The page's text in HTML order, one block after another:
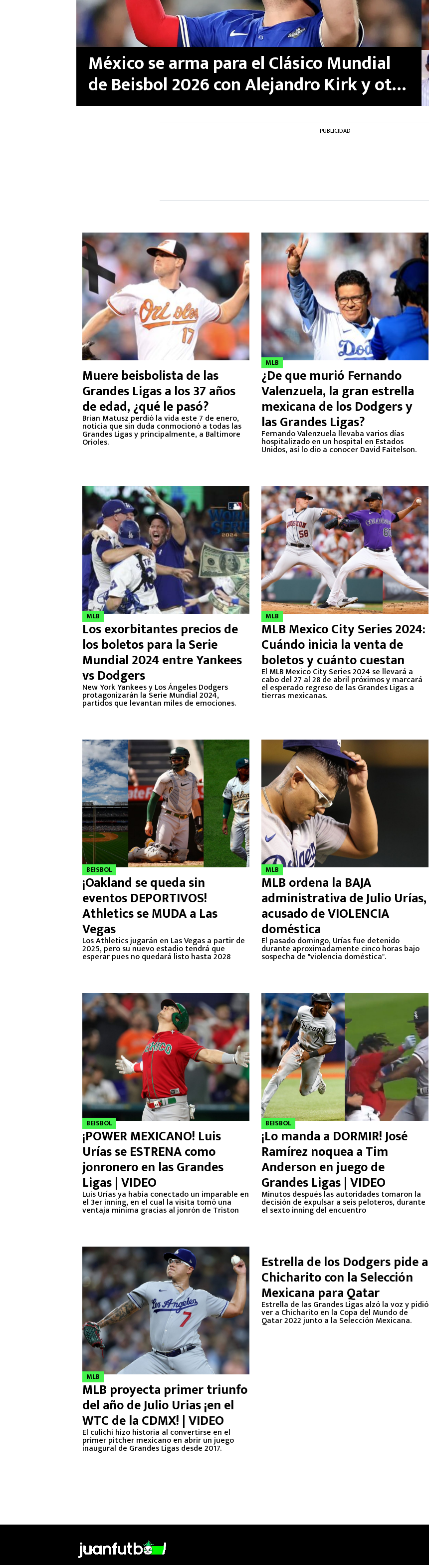
México se arma para el Clásico Mundial
de Beisbol 2026 con Alejandro Kirk y otra
estrella de las Grandes Ligas
PUBLICIDAD
Muere beisbolista de las
Grandes Ligas a los 37 años
de edad, ¿qué le pasó?
Brian Matusz perdió la vida este 7 de enero,
noticia que sin duda conmocionó a todas las
Grandes Ligas y principalmente, a Baltimore
Orioles.
MLB
¿De que murió Fernando
Valenzuela, la gran estrella
mexicana de los Dodgers y
las Grandes Ligas?
Fernando Valenzuela llevaba varios días
hospitalizado en un hospital en Estados
Unidos, así lo dio a conocer David Faitelson.
MLB
Los exorbitantes precios de
los boletos para la Serie
Mundial 2024 entre Yankees
vs Dodgers
New York Yankees y Los Ángeles Dodgers
protagonizarán la Serie Mundial 2024,
partidos que levantan miles de emociones.
MLB
MLB Mexico City Series 2024:
Cuándo inicia la venta de
boletos y cuánto cuestan
El MLB Mexico City Series 2024 se llevará a
cabo del 27 al 28 de abril próximos y marcará
el esperado regreso de las Grandes Ligas a
tierras mexicanas.
BEISBOL
¡Oakland se queda sin
eventos DEPORTIVOS!
Athletics se MUDA a Las
Vegas
Los Athletics jugarán en Las Vegas a partir de
2025, pero su nuevo estadio tendrá que
esperar pues no quedará listo hasta 2028
MLB
MLB ordena la BAJA
administrativa de Julio Urías,
acusado de VIOLENCIA
doméstica
El pasado domingo, Urías fue detenido
durante aproximadamente cinco horas bajo
sospecha de "violencia doméstica".
BEISBOL
¡POWER MEXICANO! Luis
Urías se ESTRENA como
jonronero en las Grandes
Ligas | VIDEO
Luis Urías ya había conectado un imparable en
el 3er inning, en el cual la visita tomó una
ventaja mínima gracias al jonrón de Triston
BEISBOL
¡Lo manda a DORMIR! José
Ramírez noquea a Tim
Anderson en juego de
Grandes Ligas | VIDEO
Minutos después las autoridades tomaron la
decisión de expulsar a seis peloteros, durante
el sexto inning del encuentro
MLB
MLB proyecta primer triunfo
del año de Julio Urias ¡en el
WTC de la CDMX! | VIDEO
El culichi hizo historia al convertirse en el
primer pitcher mexicano en abrir un juego
inaugural de Grandes Ligas desde 2017.
Estrella de los Dodgers pide a
Chicharito con la Selección
Mexicana para Qatar
Estrella de las Grandes Ligas alzó la voz y pidió
ver a Chicharito en la Copa del Mundo de
Qatar 2022 junto a la Selección Mexicana.